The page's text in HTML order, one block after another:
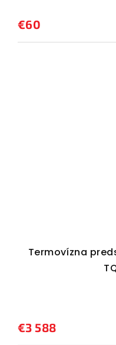
€60
Termovízna
€3 588